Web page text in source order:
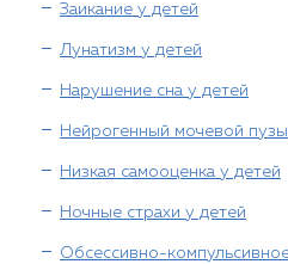
Заикание у детей
Лунатизм у детей
Нарушение сна у детей
Нейрогенный мочевой
Низкая самооценка у детей
Ночные страхи у детей
Обсессивно-